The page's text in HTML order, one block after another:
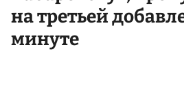
на третьей
минуте